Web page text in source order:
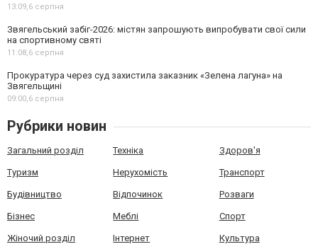
13:09, 6 серпня
Звягельський забіг-2026: містян запрошують випробувати свої сили
на спортивному святі
11:08, 6 серпня
Прокуратура через суд захистила заказник «Зелена лагуна» на
Звягельщині
09:00, 6 серпня
Рубрики новин
Загальний розділ Техніка Здоров'я
Туризм Нерухомість Транспорт
Будівництво Відпочинок Розваги
Бізнес Меблі Спорт
Жіночий розділ Інтернет Культура